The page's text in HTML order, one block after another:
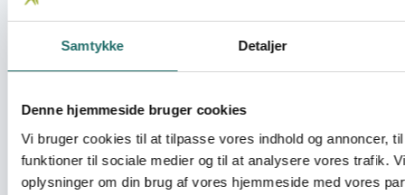
Samtykke Detaljer
Denne hjemmeside bruger cookies
Vi bruger cookies til at tilpasse vores indhold og annoncer,
funktioner til sociale medier og til at analysere vores trafik.
oplysninger om din brug af vores hjemmeside med vores
nuancere målgruppens verdenssyn, nedbryde
fordomme, og motivere til stillingtagen og engagement i
forhold til globale samt nationale udfordringer.
Aktiviteterne består af at: Rejse på foredragsturné i
hvor de skal fortælle om Indien, og hvordan LittleBigHelp
arbejder med diverse problemstillinger, og igennem
forskellige aktiviteter udfordrer eleverne til stillingtagen i
forhold til globale udfordringer, men også
hverdagsudfordringer i deres eget liv herhjemme i